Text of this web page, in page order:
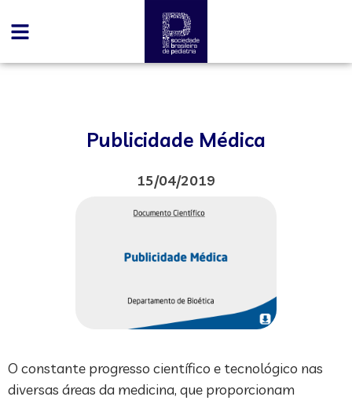
Publicidade Médica
15/04/2019
O constante progresso científico e tecnológico nas
diversas áreas da medicina, que proporcionam